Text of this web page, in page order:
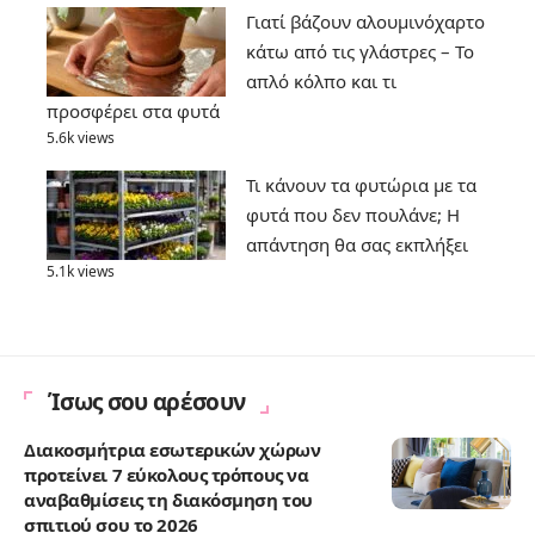
Γιατί βάζουν αλουμινόχαρτο
κάτω από τις γλάστρες – Το
απλό κόλπο και τι
προσφέρει στα φυτά
5.6k views
Τι κάνουν τα φυτώρια με τα
φυτά που δεν πουλάνε; Η
απάντηση θα σας εκπλήξει
5.1k views
Ίσως σου αρέσουν
Διακοσμήτρια εσωτερικών χώρων
προτείνει 7 εύκολους τρόπους να
αναβαθμίσεις τη διακόσμηση του
σπιτιού σου το 2026